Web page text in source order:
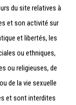
du site relatives à
et son activité sur
et libertés, les
ou ethniques,
ou religieuses, de
de la vie sexuelle
et sont interdites